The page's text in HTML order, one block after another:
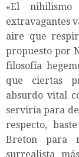
«El
extravagantes
aire que
propuesto por
filosofía
que ciertas
absurdo vital
serviría para
respecto,
Breton para
surrealista